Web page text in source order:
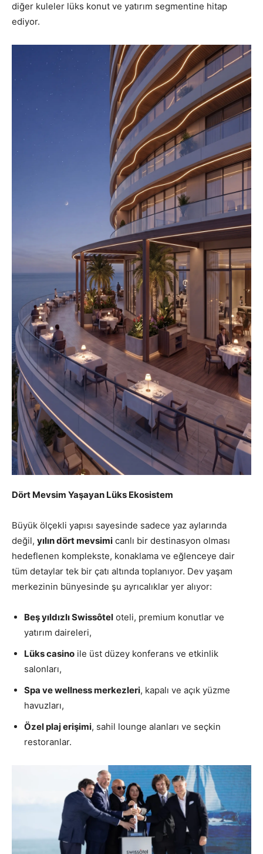
diğer kuleler lüks konut ve yatırım segmentine hitap
ediyor.
Dört Mevsim Yaşayan Lüks Ekosistem
Büyük ölçekli yapısı sayesinde sadece yaz aylarında
değil, yılın dört mevsimi canlı bir destinasyon olması
hedeflenen komplekste, konaklama ve eğlenceye dair
tüm detaylar tek bir çatı altında toplanıyor. Dev yaşam
merkezinin bünyesinde şu ayrıcalıklar yer alıyor:
Beş yıldızlı Swissôtel oteli, premium konutlar ve
yatırım daireleri,
Lüks casino ile üst düzey konferans ve etkinlik
salonları,
Spa ve wellness merkezleri, kapalı ve açık yüzme
havuzları,
Özel plaj erişimi, sahil lounge alanları ve seçkin
restoranlar.